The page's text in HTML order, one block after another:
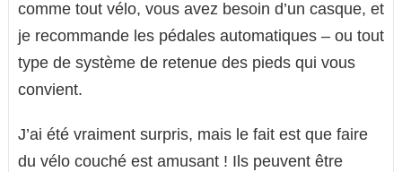
comme tout vélo, vous avez besoin d’un casque, et
je recommande les pédales automatiques – ou tout
type de système de retenue des pieds qui vous
convient.
J’ai été vraiment surpris, mais le fait est que faire
du vélo couché est amusant ! Ils peuvent être